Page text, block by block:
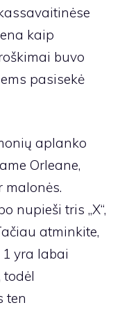
kaip
buvo
pasisekė
aplanko
Orleane,
malonės.
nupieši tris „X“,
atminkite,
yra labai
ten